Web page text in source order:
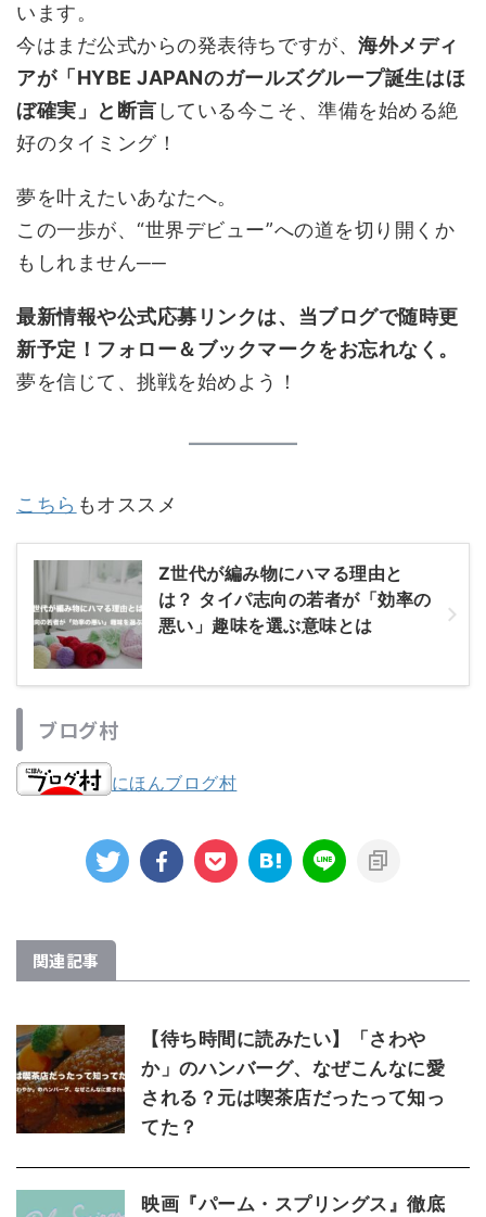
います。
今はまだ公式からの発表待ちですが、海外メディ
アが「HYBE JAPANのガールズグループ誕生はほ
ぼ確実」と断言 している今こそ、準備を始める絶
好のタイミング！
夢を叶えたいあなたへ。
この一歩が、“世界デビュー”への道を切り開くか
もしれません──
最新情報や公式応募リンクは、当ブログで随時更
新予定！フォロー＆ブックマークをお忘れなく。
夢を信じて、挑戦を始めよう！
こちら もオススメ
Z世代が編み物にハマる理由と
は？ タイパ志向の若者が「効率の
悪い」趣味を選ぶ意味とは
ブログ村
にほんブログ村
関連記事
【待ち時間に読みたい】「さわや
か」のハンバーグ、なぜこんなに愛
される？元は喫茶店だったって知っ
てた？
映画『パーム・スプリングス』徹底